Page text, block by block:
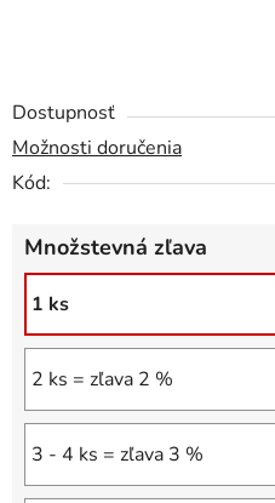
Dostupnosť
Možnosti doručenia
Kód:
Množstevná zľava
1 ks
2 ks = zľava 2 %
3 - 4 ks = zľava 3 %